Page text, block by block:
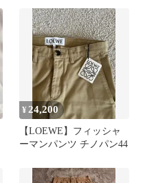
¥ 24,200
【LOEWE】フィッシャ
ーマンパンツ チノパン44